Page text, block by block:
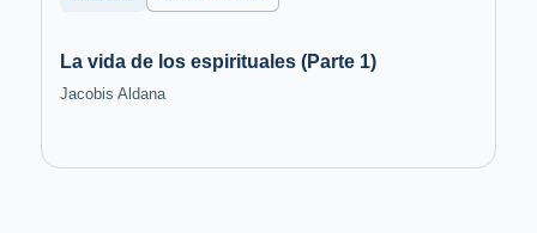
La vida de los espirituales (Parte 1)
Jacobis Aldana